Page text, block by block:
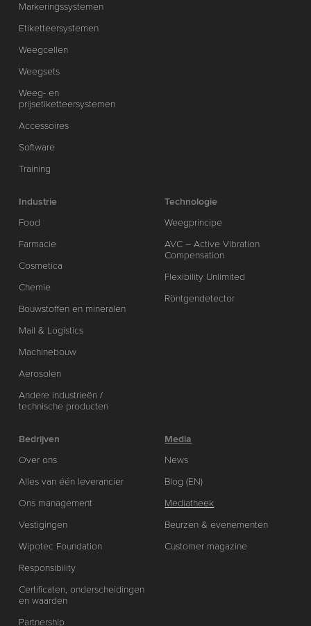
Markeringssystemen
Etiketteersystemen
Weegcellen
Weegsets
Weeg- en
prijsetiketteersystemen
Accessoires
Software
Training
Industrie
Food
Farmacie
Cosmetica
Chemie
Bouwstoffen en mineralen
Mail & Logistics
Machinebouw
Aerosolen
Andere industrieën /
technische producten
Technologie
Weegprincipe
AVC – Active Vibration
Compensation
Flexibility Unlimited
Röntgendetector
Bedrijven
Over ons
Alles van één leverancier
Ons management
Vestigingen
Wipotec Foundation
Responsibility
Certificaten, onderscheidingen
en waarden
Partnership
Media
News
Blog (EN)
Mediatheek
Beurzen & evenementen
Customer magazine